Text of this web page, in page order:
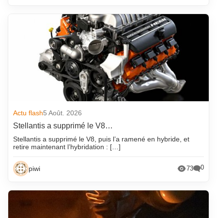
Actu flash5 Août. 2026
Stellantis a supprimé le V8…
Stellantis a supprimé le V8, puis l’a ramené en hybride, et
retire maintenant l’hybridation : […]
piwi 73 0